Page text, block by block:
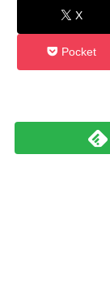
X
Pocket